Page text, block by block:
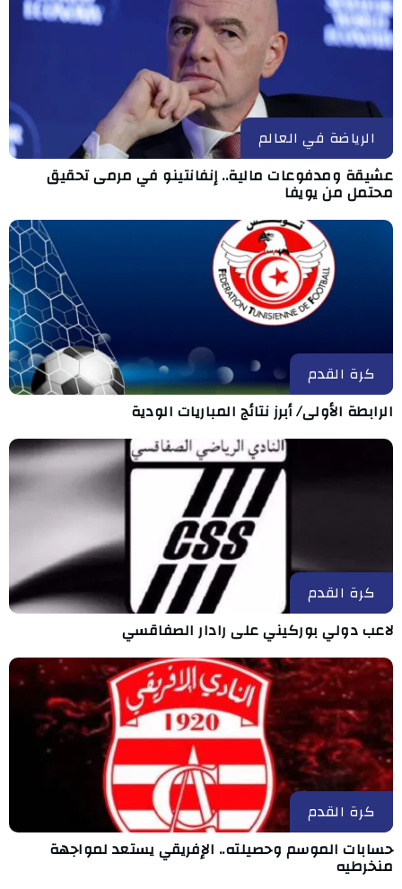
الرياضة في العالم
عشيقة ومدفوعات مالية.. إنفانتينو في مرمى تحقيق
محتمل من يويفا
كرة القدم
الرابطة الأولى/ أبرز نتائج المباريات الودية
كرة القدم
لاعب دولي بوركيني على رادار الصفاقسي
كرة القدم
حسابات الموسم وحصيلته.. الإفريقي يستعد لمواجهة
منخرطيه